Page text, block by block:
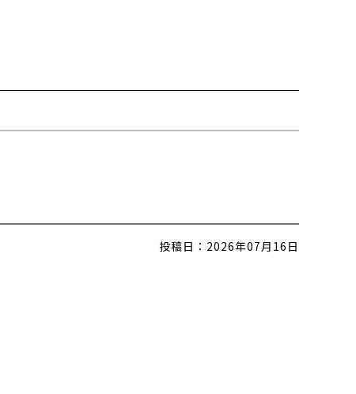
投稿日： 2026年07月16日